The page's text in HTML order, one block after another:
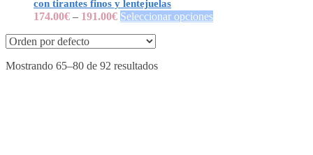
con tirantes finos y lentejuelas
174.00€ – 191.00€ Seleccionar opciones
Mostrando 65–80 de 92 resultados